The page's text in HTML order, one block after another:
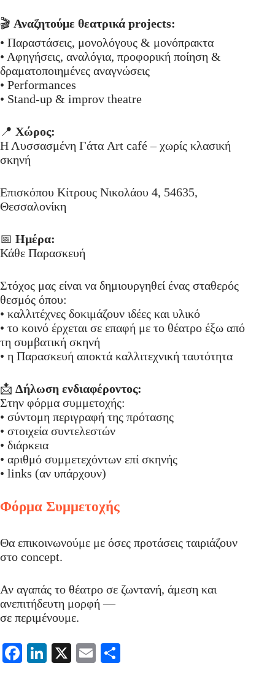
🎬 Αναζητούμε θεατρικά projects:
• Παραστάσεις, μονολόγους & μονόπρακτα
• Αφηγήσεις, αναλόγια, προφορική ποίηση &
δραματοποιημένες αναγνώσεις
• Performances
• Stand-up & improv theatre
📍 Χώρος:
Η Λυσσασμένη Γάτα Art café – χωρίς κλασική
σκηνή
Επισκόπου Κίτρους Νικολάου 4, 54635,
Θεσσαλονίκη
📅 Ημέρα:
Κάθε Παρασκευή
Στόχος μας είναι να δημιουργηθεί ένας σταθερός
θεσμός όπου:
• καλλιτέχνες δοκιμάζουν ιδέες και υλικό
• το κοινό έρχεται σε επαφή με το θέατρο έξω από
τη συμβατική σκηνή
• η Παρασκευή αποκτά καλλιτεχνική ταυτότητα
📩 Δήλωση ενδιαφέροντος:
Στην φόρμα συμμετοχής:
• σύντομη περιγραφή της πρότασης
• στοιχεία συντελεστών
• διάρκεια
• αριθμό συμμετεχόντων επί σκηνής
• links (αν υπάρχουν)
Φόρμα Συμμετοχής
Θα επικοινωνούμε με όσες προτάσεις ταιριάζουν
στο concept.
Αν αγαπάς το θέατρο σε ζωντανή, άμεση και
ανεπιτήδευτη μορφή —
σε περιμένουμε.
Fa
Li
X
E